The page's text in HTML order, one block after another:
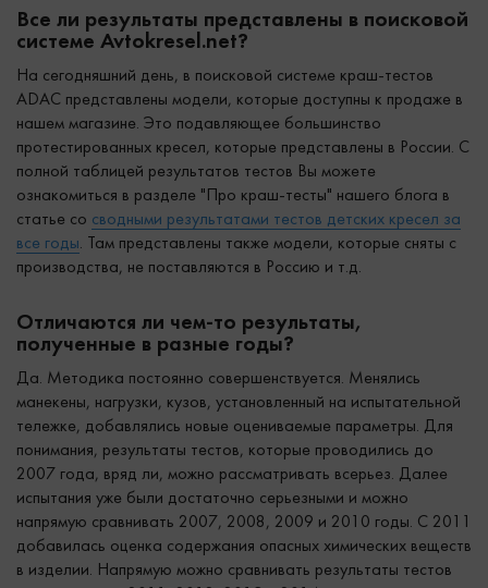
Все ли результаты представлены в поисковой
системе Avtokresel.net?
На сегодняшний день, в поисковой системе краш-тестов
ADAC представлены модели, которые доступны к продаже в
нашем магазине. Это подавляющее большинство
протестированных кресел, которые представлены в России. С
полной таблицей результатов тестов Вы можете
ознакомиться в разделе "Про краш-тесты" нашего блога в
статье со сводными результатами тестов детских кресел за
все годы. Там представлены также модели, которые сняты с
производства, не поставляются в Россию и т.д.
Отличаются ли чем-то результаты,
полученные в разные годы?
Да. Методика постоянно совершенствуется. Менялись
манекены, нагрузки, кузов, установленный на испытательной
тележке, добавлялись новые оцениваемые параметры. Для
понимания, результаты тестов, которые проводились до
2007 года, вряд ли, можно рассматривать всерьез. Далее
испытания уже были достаточно серьезными и можно
напрямую сравнивать 2007, 2008, 2009 и 2010 годы. C 2011
добавилась оценка содержания опасных химических веществ
в изделии. Напрямую можно сравнивать результаты тестов